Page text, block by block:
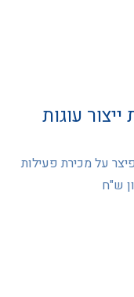
עוגות
על מכירת פעילות